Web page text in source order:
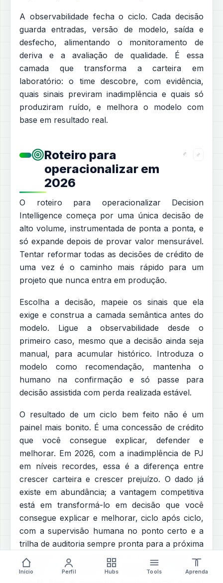
A observabilidade fecha o ciclo. Cada decisão
guarda entradas, versão de modelo, saída e
desfecho, alimentando o monitoramento de
deriva e a avaliação de qualidade. É essa
camada que transforma a carteira em
laboratório: o time descobre, com evidência,
quais sinais previram inadimplência e quais só
produziram ruído, e melhora o modelo com
base em resultado real.
Roteiro para
operacionalizar em
2026
O roteiro para operacionalizar Decision
Intelligence começa por uma única decisão de
alto volume, instrumentada de ponta a ponta, e
só expande depois de provar valor mensurável.
Tentar reformar todas as decisões de crédito de
uma vez é o caminho mais rápido para um
projeto que nunca entra em produção.
Escolha a decisão, mapeie os sinais que ela
exige e construa a camada semântica antes do
modelo. Ligue a observabilidade desde o
primeiro caso, mesmo que a decisão ainda seja
manual, para acumular histórico. Introduza o
modelo como recomendação, mantenha o
humano na confirmação e só passe para
decisão assistida com perda realizada estável.
O resultado de um ciclo bem feito não é um
painel mais bonito. É uma concessão de crédito
que você consegue explicar, defender e
melhorar. Em 2026, com a inadimplência de PJ
em níveis recordes, essa é a diferença entre
crescer carteira e crescer prejuízo. O dado já
existe em abundância; a vantagem competitiva
está em transformá-lo em decisão que você
consegue explicar e melhorar, ciclo após ciclo,
com a supervisão humana no ponto certo e a
trilha de auditoria sempre pronta para a próxima
pergunta do regulador. Em um mercado de
crédito sob pressão de inadimplência recorde,
Início Perfil Hubs Tools Aprenda